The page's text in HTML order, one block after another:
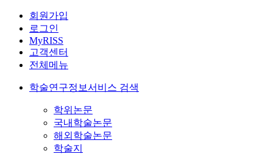
회원가입
로그인
MyRISS
고객센터
전체메뉴
학술연구정보서비스 검색
학위논문
국내학술논문
해외학술논문
학술지